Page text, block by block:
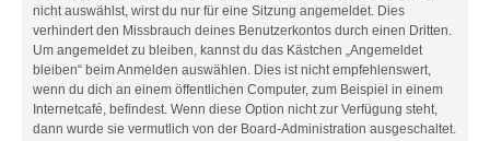
nicht auswählst, wirst du nur für eine Sitzung angemeldet. Dies
verhindert den Missbrauch deines Benutzerkontos durch einen Dritten.
Um angemeldet zu bleiben, kannst du das Kästchen „Angemeldet
bleiben“ beim Anmelden auswählen. Dies ist nicht empfehlenswert,
wenn du dich an einem öffentlichen Computer, zum Beispiel in einem
Internetcafé, befindest. Wenn diese Option nicht zur Verfügung steht,
dann wurde sie vermutlich von der Board-Administration ausgeschaltet.